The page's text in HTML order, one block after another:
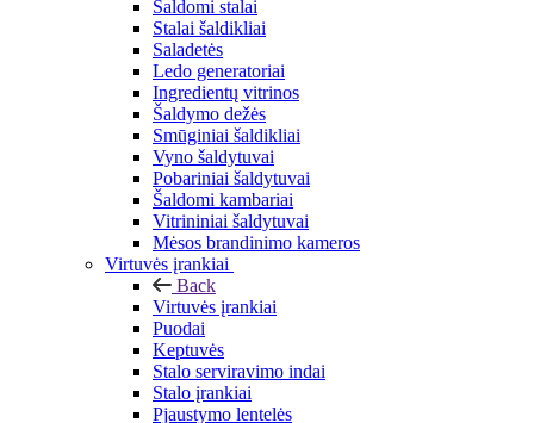
Šaldomi stalai
Stalai šaldikliai
Saladetės
Ledo generatoriai
Ingredientų vitrinos
Šaldymo dežės
Smūginiai šaldikliai
Vyno šaldytuvai
Pobariniai šaldytuvai
Šaldomi kambariai
Vitrininiai šaldytuvai
Mėsos brandinimo kameros
Virtuvės įrankiai
Back
Virtuvės įrankiai
Puodai
Keptuvės
Stalo serviravimo indai
Stalo įrankiai
Pjaustymo lentelės